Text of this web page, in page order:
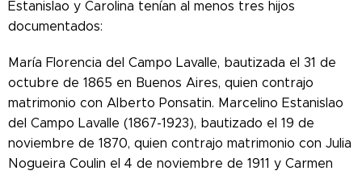
Estanislao y Carolina tenían al menos tres hijos
documentados:
María Florencia del Campo Lavalle, bautizada el 31 de
octubre de 1865 en Buenos Aires, quien contrajo
matrimonio con Alberto Ponsatin. Marcelino Estanislao
del Campo Lavalle (1867-1923), bautizado el 19 de
noviembre de 1870, quien contrajo matrimonio con Julia
Nogueira Coulin el 4 de noviembre de 1911 y Carmen